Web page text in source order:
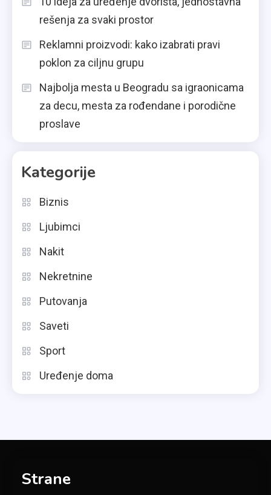
rešenja za svaki prostor
Reklamni proizvodi: kako izabrati pravi
poklon za ciljnu grupu
Najbolja mesta u Beogradu sa igraonicama
za decu, mesta za rođendane i porodične
proslave
Kategorije
Biznis
Ljubimci
Nakit
Nekretnine
Putovanja
Saveti
Sport
Uređenje doma
Strane